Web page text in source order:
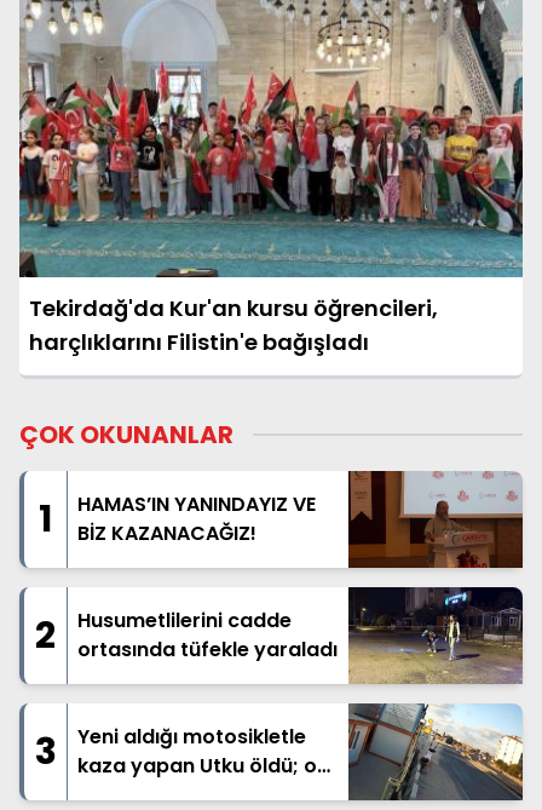
Tekirdağ'da Kur'an kursu öğrencileri,
harçlıklarını Filistin'e bağışladı
ÇOK OKUNANLAR
1
HAMAS’IN YANINDAYIZ VE
BİZ KAZANACAĞIZ!
2
Husumetlilerini cadde
ortasında tüfekle yaraladı
3
Yeni aldığı motosikletle
kaza yapan Utku öldü; o
anlar kamerada